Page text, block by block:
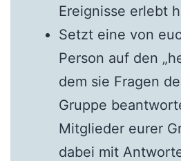
Ereignisse erlebt
Setzt eine von
Person auf den
dem sie Fragen
Gruppe
Mitglieder eurer
dabei mit